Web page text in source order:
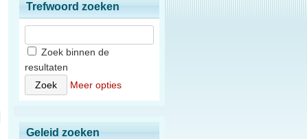
Trefwoord zoeken
Zoek binnen de
resultaten
Meer opties
Geleid zoeken